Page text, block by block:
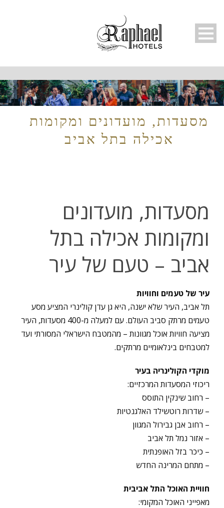
עברית
מסעדות, מועדונים ומקומות
אכילה בתל אביב
מסעדות, מועדונים
ומקומות אכילה בתל
אביב – טעם של עיר
עיר של טעמים וחוויות
תל אביב, העיר שלא ישנה, היא גן עדן קולינרי המציע מסע
טעמים מרתק סביב העולם. עם למעלה מ-400 מסעדות, העיר
מציעה חוויות אוכל מגוונות – מהמטבח הישראלי המסורתי ועד
למטבחים בינלאומיים מרתקים.
מוקדי הקולינריה בעיר
ריכוזי המסעדות המרכזיים:
– רחוב שינקין התוסס
– שדרות רוטשילד האלגנטיות
– רחוב אבן גבירול המגוון
– אזור נמל תל אביב
– כיכר בזל האופנתית
– מתחם המרינה החדש
חוויית האוכל התל אביבית
מאפייני האוכל המקומי: